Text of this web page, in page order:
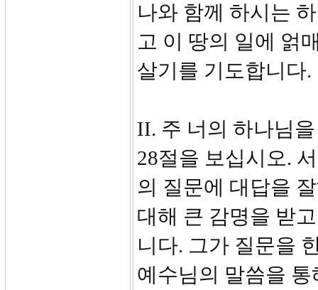
나와 함께 하시는
고 이 땅의 일에 얽
살기를 기도합니다.
II. 주 너의 하나님
28절을 보십시오.
의 질문에 대답을
대해 큰 감명을 받
니다. 그가 질문을
예수님의 말씀을